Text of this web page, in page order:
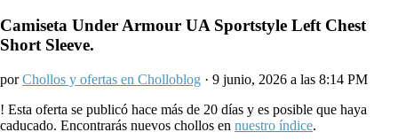
Camiseta Under Armour UA Sportstyle Left Chest
Short Sleeve.
porChollos y ofertas en Cholloblog · 9 junio, 2026 a las 8:14 PM
! Esta oferta se publicó hace más de 20 días y es posible que haya
caducado. Encontrarás nuevos chollos en nuestro índice.